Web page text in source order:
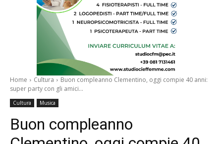
Home Cultura
Buon compleanno Clementino, oggi compie 40 anni:
super party con gli amici...
Cultura Musica
Buon compleanno